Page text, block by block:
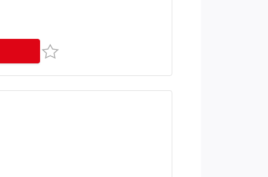
お気に入り